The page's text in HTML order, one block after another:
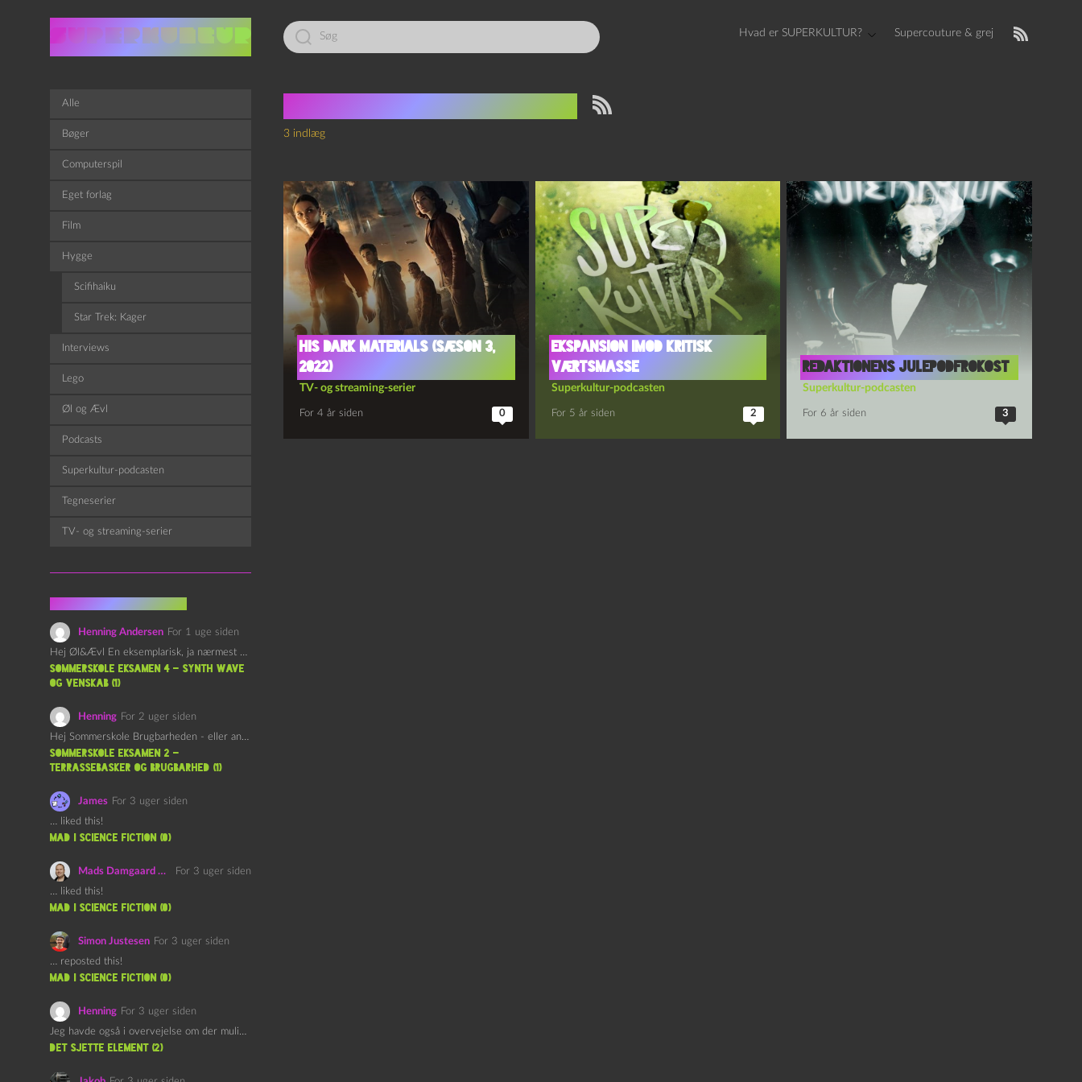
Led
efter:
Hvad er SUPERKULTUR? Supercouture & grej
3 indlæg
His dark materials (sæson 3,
2022)
TV- og streaming-serier
For 4 år siden 0
Ekspansion imod kritisk
værtsmasse
Superkultur-podcasten
For 5 år siden 2
Redaktionens julepodfrokost
Superkultur-podcasten
For 6 år siden 3
Alle
Bøger
Computerspil
Eget forlag
Film
Hygge
Scifihaiku
Star Trek: Kager
Interviews
Lego
Øl og Ævl
Podcasts
Superkultur-podcasten
Tegneserier
TV- og streaming-serier
Henning Andersen For 1 uge siden
Hej Øl&Ævl En eksemplarisk, ja nærmest yndefuld, afslutning på SOMMERSKOLEN.…
Sommerskole Eksamen 4 – Synth Wave
og Venskab (1)
Henning For 2 uger siden
Hej Sommerskole Brugbarheden - eller anvendeligheden - af "Øl&Ævl" er…
Sommerskole Eksamen 2 –
Terrassebasker og Brugbarhed (1)
James For 3 uger siden
… liked this!
mad i science fiction (0)
Mads Damgaard Mortensen (Å)
For 3 uger siden
… liked this!
mad i science fiction (0)
Simon Justesen For 3 uger siden
… reposted this!
mad i science fiction (0)
Henning For 3 uger siden
Jeg havde også i overvejelse om der muligvis kunne være…
det sjette element (2)